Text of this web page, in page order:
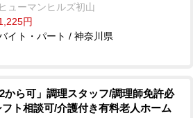
ューマンヒルズ初山
円
イト・パート / 神奈川県
2から可」調理スタッフ/調理師免許必
ト相談可/介護付き有料老人ホーム